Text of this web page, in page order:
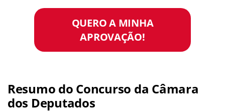
QUERO A MINHA
APROVAÇÃO!
Resumo do Concurso da Câmara
dos Deputados